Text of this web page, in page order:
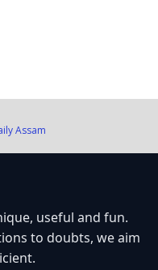
Assam
useful and fun.
to doubts, we aim